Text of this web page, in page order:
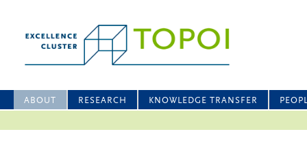
ABOUT RESEARCH KNOWLEDGE TRANSFER